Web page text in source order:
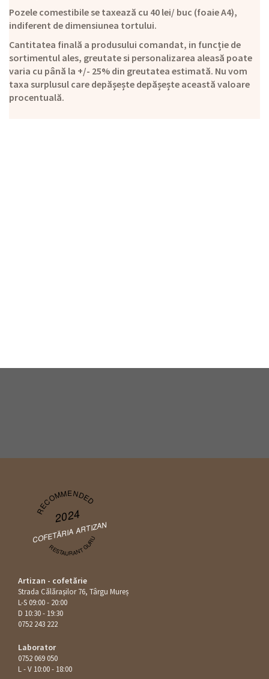
Pozele comestibile se taxează cu 40 lei/ buc (foaie A4),
indiferent de dimensiunea tortului.
Cantitatea finală a produsului comandat, in funcție de
sortimentul ales, greutate si personalizarea aleasă poate
varia cu până la +/- 25% din greutatea estimată. Nu vom
taxa surplusul care depășește depășește această valoare
procentuală.
RECOMMENDED
2024
COFETĂRIA ARTIZAN
RESTAURANT GURU
Artizan - cofetărie
Strada Călăraşilor 76, Târgu Mureș
L-S 09:00 - 20:00
D 10:30 - 19:30
0752 243 222
Laborator
0752 069 050
L - V 10:00 - 18:00